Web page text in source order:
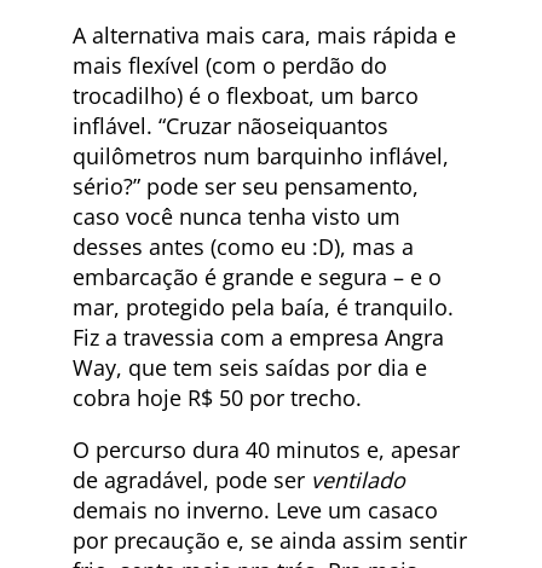
A alternativa mais cara, mais rápida e
mais flexível (com o perdão do
trocadilho) é o flexboat, um barco
inflável. “Cruzar nãoseiquantos
quilômetros num barquinho inflável,
sério?” pode ser seu pensamento,
caso você nunca tenha visto um
desses antes (como eu :D), mas a
embarcação é grande e segura – e o
mar, protegido pela baía, é tranquilo.
Fiz a travessia com a empresa Angra
Way, que tem seis saídas por dia e
cobra hoje R$ 50 por trecho.
O percurso dura 40 minutos e, apesar
de agradável, pode ser ventilado
demais no inverno. Leve um casaco
por precaução e, se ainda assim sentir